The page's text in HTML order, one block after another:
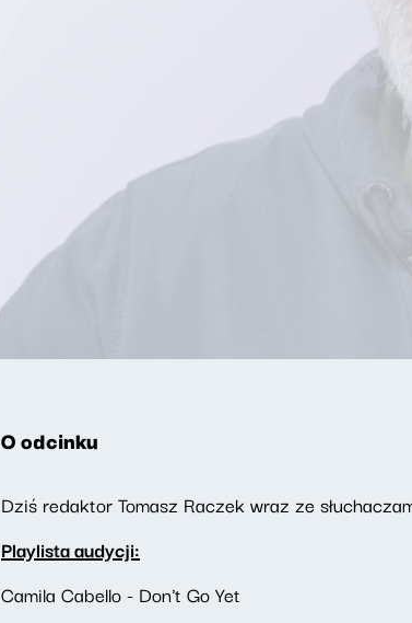
O odcinku
Dziś redaktor Tomasz Raczek wraz ze
Playlista audycji:
Camila Cabello - Don't Go Yet